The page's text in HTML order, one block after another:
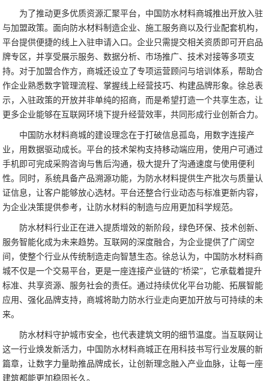
为了推动更多优质资源汇聚平台，中国防水材料商城推出开放入驻
与加盟政策。面向防水材料制造企业、施工服务商以及行业配套机构，
平台提供便捷的线上入驻申请入口。企业只需提交相关资质即可开启品
牌专区，并享受展示服务、数据分析、市场推广、技术对接等多项支
持。对于加盟合作方，商城还设立了专项运营顾问与培训体系，帮助合
作企业熟悉数字管理流程、掌握线上经营技巧、构建品牌形象。徐总表
示，入驻政策的开放并非单纯的招商，而是希望打造一个共享生态，让
更多企业能够在互联网环境下提升经营效率，共同形成行业创新合力。
中国防水材料商城的建设理念在于打破信息孤岛，用数字连接产
业，用数据驱动成长。平台的技术架构支持移动端应用，使用户可通过
手机即可完成采购咨询与售后沟通，极大提升了沟通速度与使用便利
性。同时，系统具备产品溯源功能，为防水材料提供生产批次与质量认
证信息，让客户能够放心选材。平台还整合行业动态与标准更新内容，
为企业决策提供参考，让防水材料的制造与应用更加科学规范。
防水材料行业正在进入提质增效的新阶段，绿色环保、技术创新、
服务智能化成为未来趋势。互联网的深度融合，为企业提供了广阔空
间，使整个行业从传统制造走向智慧生态。徐总认为，中国防水材料商
城不仅是一个交易平台，更是一座连接产业链的“桥梁”，它承载着提升
标准、共享资源、服务社会的责任。通过持续优化平台功能、拓展智能
应用、强化品牌支持，商城将助力防水行业走向更加开放与可持续的未
来。
防水材料守护城市安全，也代表建筑文明的细节温度。当互联网让
这一行业焕发新活力，中国防水材料商城正在用科技书写行业发展的新
篇章，让数字力量助推品牌成长，让创新理念融入产业血脉，让每一座
建筑都能更加稳固长久。